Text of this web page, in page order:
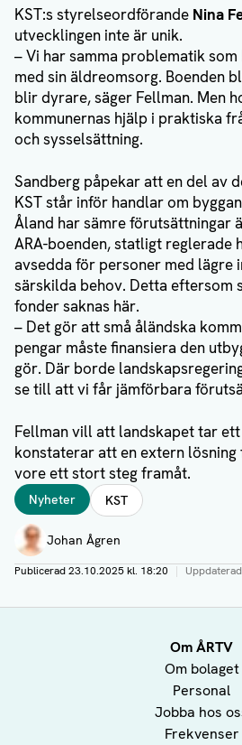
KST:s styrelseordförande Nina
utvecklingen inte är unik.
– Vi har samma problematik
med sin äldreomsorg. Boenden
blir dyrare, säger Fellman. Men
kommunernas hjälp i praktiska
och sysselsättning.
Sandberg påpekar att en del av
KST står inför handlar om
Åland har sämre förutsättningar
ARA-boenden, statligt reglerade
avsedda för personer med lägre
särskilda behov. Detta eftersom
fonder saknas här.
– Det gör att små åländska
pengar måste finansiera den
gör. Där borde
se till att vi får jämförbara
Fellman vill att landskapet tar
konstaterar att en extern lösning
vore ett stort steg framåt.
Taggar
Nyheter KST
Författare
Johan Ågren
Visa profil
Publicerad23.10.2025 kl. 18:20 | Uppdaterad
Om ÅRTV
Om bolaget
Personal
Jobba hos
Frekvenser